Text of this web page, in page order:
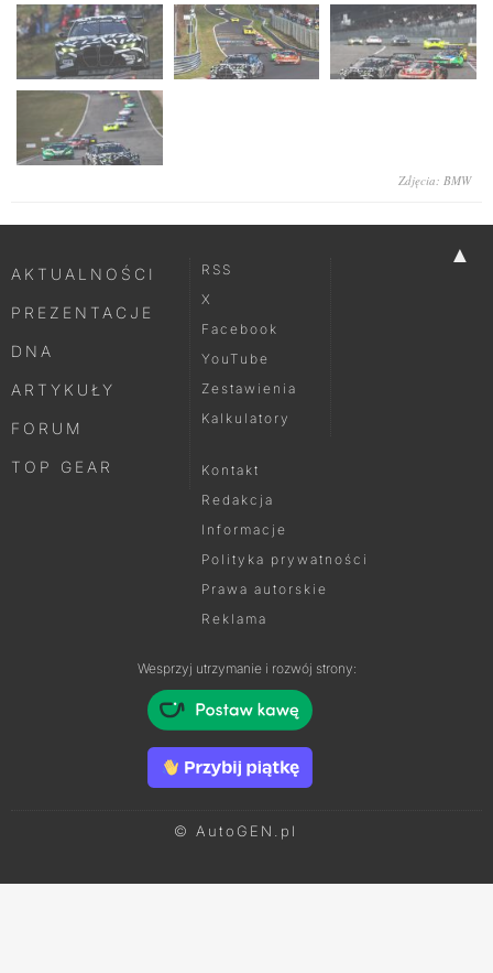
Zdjęcia: BMW
▲
AKTUALNOŚCI
PREZENTACJE
DNA
ARTYKUŁY
FORUM
TOP GEAR
RSS
X
Facebook
YouTube
Zestawienia
Kalkulatory
Kontakt
Redakcja
Informacje
Polityka prywatności
Prawa autorskie
Reklama
Wesprzyj utrzymanie i rozwój strony:
© AutoGEN.pl